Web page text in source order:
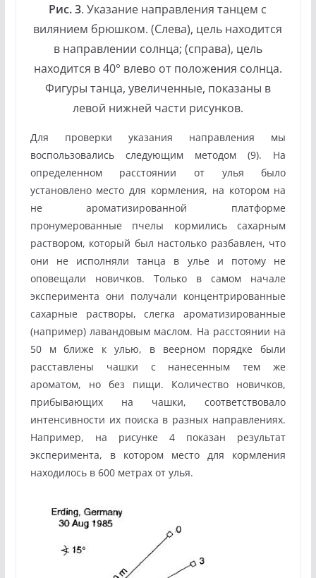
Рис. 3. Указание направления танцем с
вилянием брюшком. (Слева), цель находится
в направлении солнца; (справа), цель
находится в 40° влево от положения солнца.
Фигуры танца, увеличенные, показаны в
левой нижней части рисунков.
Для проверки указания направления мы
воспользовались следующим методом (9). На
определенном расстоянии от улья было
установлено место для кормления, на котором на
не ароматизированной платформе
пронумерованные пчелы кормились сахарным
раствором, который был настолько разбавлен, что
они не исполняли танца в улье и потому не
оповещали новичков. Только в самом начале
эксперимента они получали концентрированные
сахарные растворы, слегка ароматизированные
(например) лавандовым маслом. На расстоянии на
50 м ближе к улью, в веерном порядке были
расставлены чашки с нанесенным тем же
ароматом, но без пищи. Количество новичков,
прибывающих на чашки, соответствовало
интенсивности их поиска в разных направлениях.
Например, на рисунке 4 показан результат
эксперимента, в котором место для кормления
находилось в 600 метрах от улья.